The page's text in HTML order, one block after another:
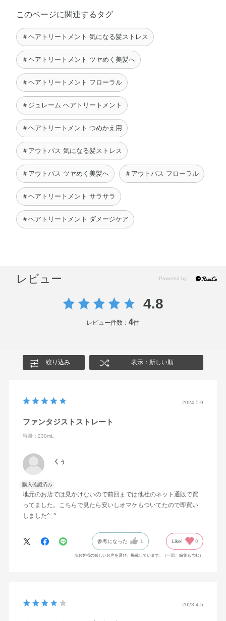
このページに関連するタグ
＃ヘアトリートメント 気になる髪ストレス
＃ヘアトリートメント ツヤめく美髪へ
＃ヘアトリートメント フローラル
＃ジュレーム ヘアトリートメント
＃ヘアトリートメント つめかえ用
＃アウトバス 気になる髪ストレス
＃アウトバス ツヤめく美髪へ ＃アウトバス フローラル
＃ヘアトリートメント サラサラ
＃ヘアトリートメント ダメージケア
レビュー
4.8
レビュー件数：4件
絞り込み 表示：新しい順
2024.5.9
ファンタジストストレート
容量：230mL
くぅ
購入確認済み
地元のお店では見かけないので前回までは他社のネット通販で買
ってました。こちらで見たら安いしオマケもついてたので即買い
しました^_^
参考になった 1 Like! 0
※お客様の嬉しいお声を選び、掲載しています。（一部、編集も含む）
2023.4.5